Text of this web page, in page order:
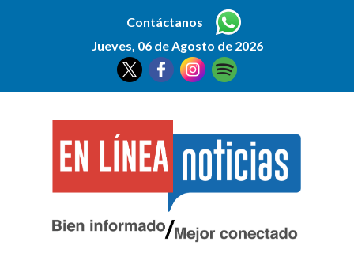
Contáctanos
Jueves, 06 de Agosto de 2026